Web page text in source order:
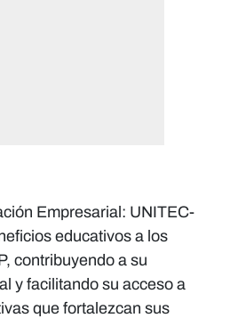
Empresarial: UNITEC-
educativos a los
contribuyendo a su
y facilitando su acceso a
que fortalezcan sus